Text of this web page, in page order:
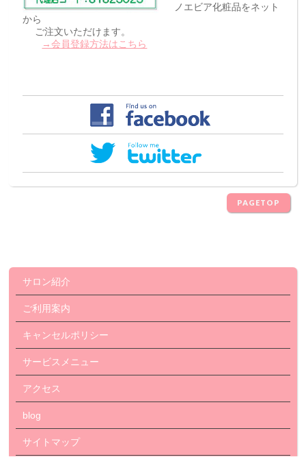
ノエビア化粧品をネット
から
ご注文いただけます。
→会員登録方法はこちら
PAGETOP
サロン紹介
ご利用案内
キャンセルポリシー
サービスメニュー
アクセス
blog
サイトマップ